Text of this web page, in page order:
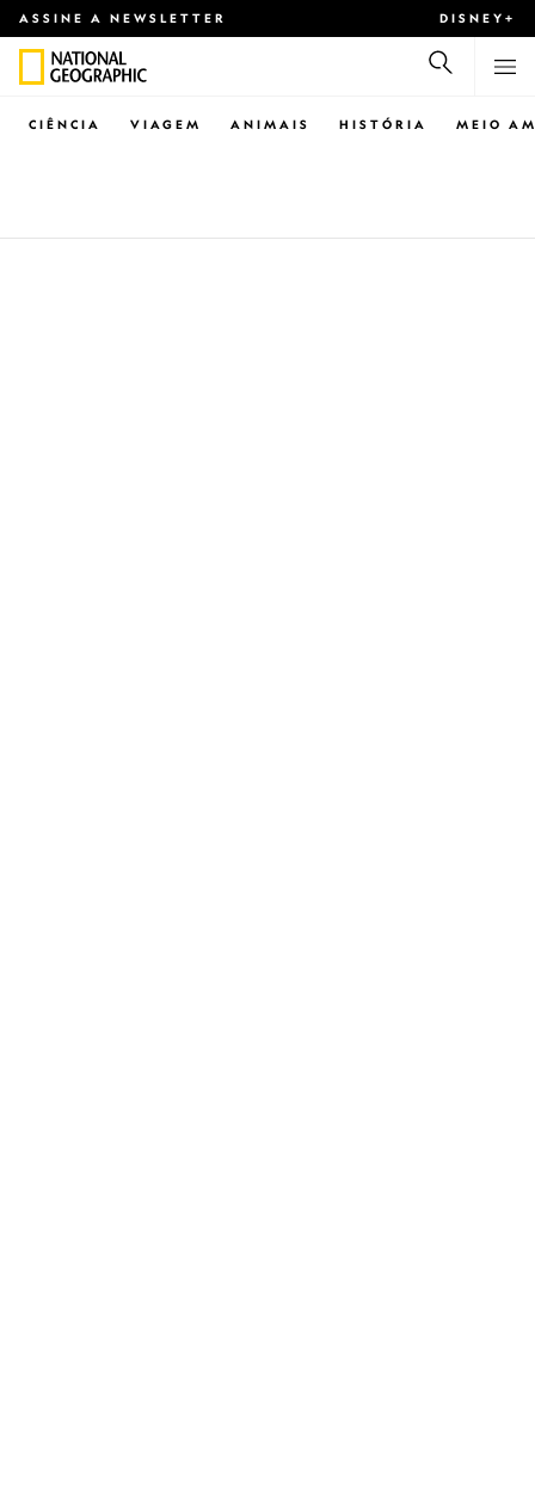
ASSINE A NEWSLETTER DISNEY+
CIÊNCIA VIAGEM ANIMAIS HISTÓRIA MEIO